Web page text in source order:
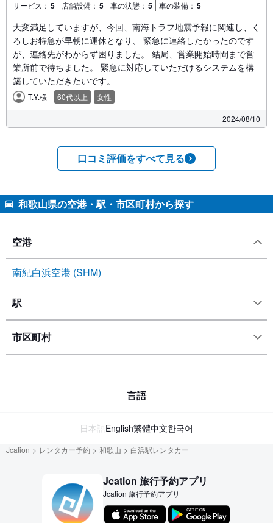
サービス： 5 店舗設備： 5 車の状態： 5 車の装備： 5
大変満足していますが、今回、南海トラフ地震予報に関連し、く
ろしお特急が早朝に運休となり、 緊急に連絡したかったのです
が、連絡先がわからず困りました。 結局、営業開始時間まで営
業所前で待ちました。 緊急に対応していただけるシステムを構
築していただきたいです。
T.Y.様 60代以上 女性
2024/08/10
口コミ評価をすべて見る
和歌山県の空港・駅・市区町村から探す
空港
南紀白浜空港 (SHM)
駅
市区町村
言語
日本語English繁體中文한국어
Jcation レンタカー予約 和歌山 白浜駅レンタカー
Jcation 旅行予約アプリ
Jcation 旅行予約アプリ